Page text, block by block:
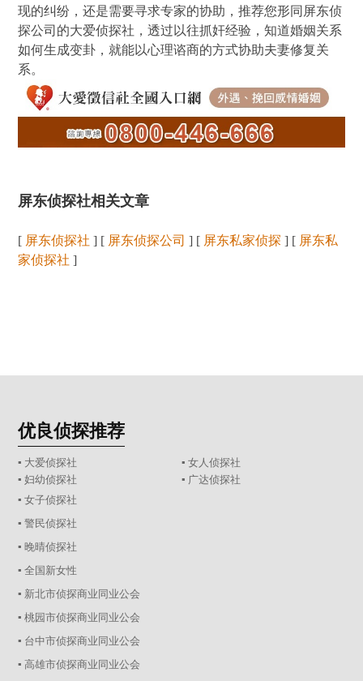
现的纠纷，还是需要寻求专家的协助，推荐您形同屏东侦
探公司的大爱侦探社，透过以往抓奸经验，知道婚姻关系
如何生成变卦，就能以心理谘商的方式协助夫妻修复关
系。
屏东侦探社相关文章
[ 屏东侦探社 ] [ 屏东侦探公司 ] [ 屏东私家侦探 ] [ 屏东私
家侦探社 ]
优良侦探推荐
▪ 大爱侦探社
▪ 女人侦探社
▪ 妇幼侦探社
▪ 广达侦探社
▪ 女子侦探社
▪ 警民侦探社
▪ 晚晴侦探社
▪ 全国新女性
▪ 新北市侦探商业同业公会
▪ 桃园市侦探商业同业公会
▪ 台中市侦探商业同业公会
▪ 高雄市侦探商业同业公会